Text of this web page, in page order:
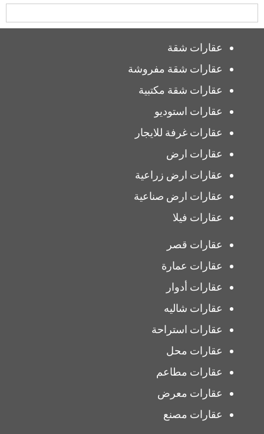
عقارات شقة
عقارات شقة مفروشة
عقارات شقة مكتبية
عقارات استوديو
عقارات غرفة للايجار
عقارات ارض
عقارات ارض زراعية
عقارات ارض صناعية
عقارات فيلا
عقارات قصر
عقارات عمارة
عقارات أدوار
عقارات شاليه
عقارات استراحة
عقارات محل
عقارات مطاعم
عقارات معرض
عقارات مصنع